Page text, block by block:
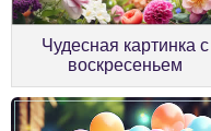
Чудесная картинка с
воскресеньем